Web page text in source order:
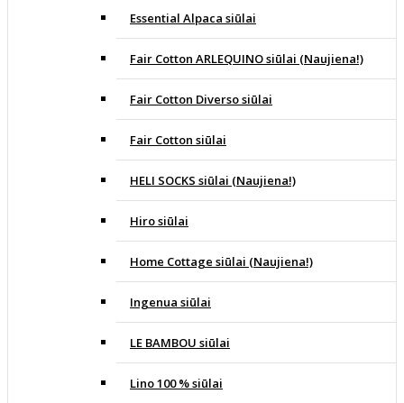
Essential Alpaca siūlai
Fair Cotton ARLEQUINO siūlai (Naujiena!)
Fair Cotton Diverso siūlai
Fair Cotton siūlai
HELI SOCKS siūlai (Naujiena!)
Hiro siūlai
Home Cottage siūlai (Naujiena!)
Ingenua siūlai
LE BAMBOU siūlai
Lino 100 % siūlai